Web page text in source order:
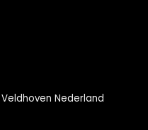
Nederland